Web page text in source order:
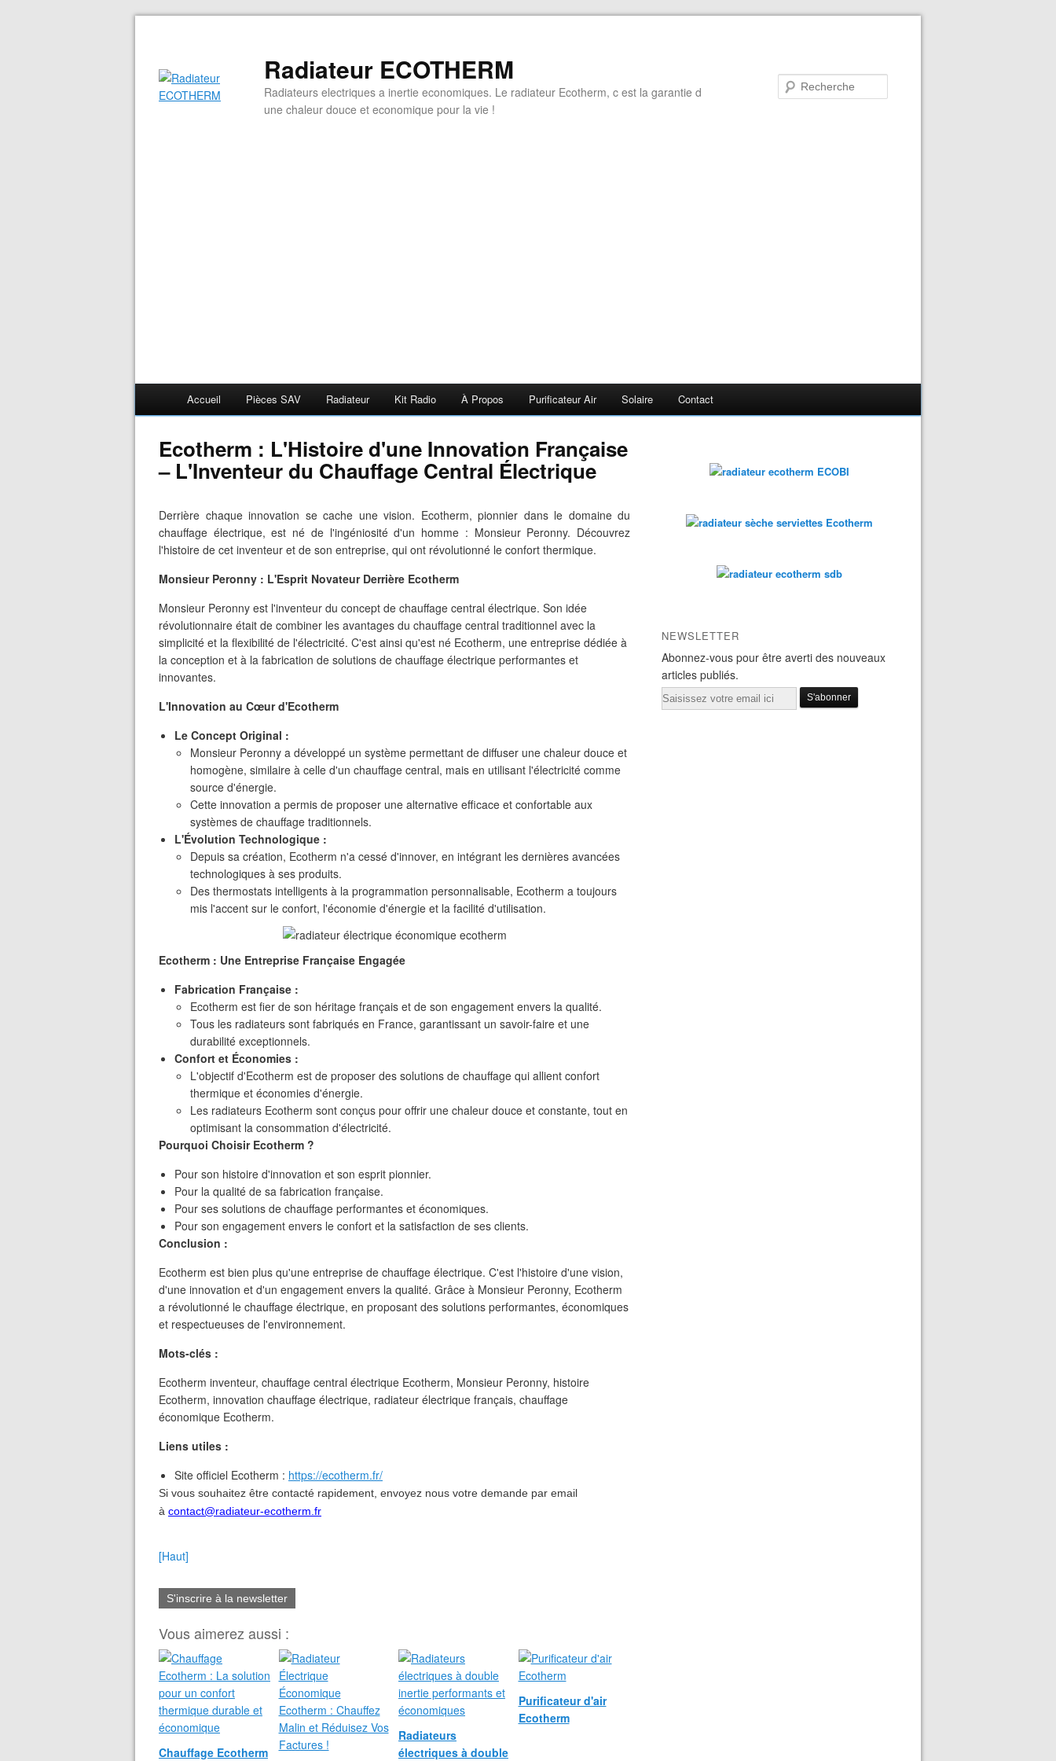
Radiateur ECOTHERM
Radiateurs electriques a inertie economiques. Le radiateur Ecotherm, c est la garantie d
une chaleur douce et economique pour la vie !
Accueil Pièces SAV Radiateur Kit Radio À Propos Purificateur Air Solaire Contact
Ecotherm : L'Histoire d'une Innovation Française
– L'Inventeur du Chauffage Central Électrique
Derrière chaque innovation se cache une vision. Ecotherm, pionnier dans le domaine du
chauffage électrique, est né de l'ingéniosité d'un homme : Monsieur Peronny. Découvrez
l'histoire de cet inventeur et de son entreprise, qui ont révolutionné le confort thermique.
Monsieur Peronny : L'Esprit Novateur Derrière Ecotherm
Monsieur Peronny est l'inventeur du concept de chauffage central électrique. Son idée
révolutionnaire était de combiner les avantages du chauffage central traditionnel avec la
simplicité et la flexibilité de l'électricité. C'est ainsi qu'est né Ecotherm, une entreprise dédiée à
la conception et à la fabrication de solutions de chauffage électrique performantes et
innovantes.
L'Innovation au Cœur d'Ecotherm
Le Concept Original :
Monsieur Peronny a développé un système permettant de diffuser une chaleur douce et
homogène, similaire à celle d'un chauffage central, mais en utilisant l'électricité comme
source d'énergie.
Cette innovation a permis de proposer une alternative efficace et confortable aux
systèmes de chauffage traditionnels.
L'Évolution Technologique :
Depuis sa création, Ecotherm n'a cessé d'innover, en intégrant les dernières avancées
technologiques à ses produits.
Des thermostats intelligents à la programmation personnalisable, Ecotherm a toujours
mis l'accent sur le confort, l'économie d'énergie et la facilité d'utilisation.
Ecotherm : Une Entreprise Française Engagée
Fabrication Française :
Ecotherm est fier de son héritage français et de son engagement envers la qualité.
Tous les radiateurs sont fabriqués en France, garantissant un savoir-faire et une
durabilité exceptionnels.
Confort et Économies :
L'objectif d'Ecotherm est de proposer des solutions de chauffage qui allient confort
thermique et économies d'énergie.
Les radiateurs Ecotherm sont conçus pour offrir une chaleur douce et constante, tout en
optimisant la consommation d'électricité.
Pourquoi Choisir Ecotherm ?
Pour son histoire d'innovation et son esprit pionnier.
Pour la qualité de sa fabrication française.
Pour ses solutions de chauffage performantes et économiques.
Pour son engagement envers le confort et la satisfaction de ses clients.
Conclusion :
Ecotherm est bien plus qu'une entreprise de chauffage électrique. C'est l'histoire d'une vision,
d'une innovation et d'un engagement envers la qualité. Grâce à Monsieur Peronny, Ecotherm
a révolutionné le chauffage électrique, en proposant des solutions performantes, économiques
et respectueuses de l'environnement.
Mots-clés :
Ecotherm inventeur, chauffage central électrique Ecotherm, Monsieur Peronny, histoire
Ecotherm, innovation chauffage électrique, radiateur électrique français, chauffage
économique Ecotherm.
Liens utiles :
Site officiel Ecotherm : https://ecotherm.fr/
Si vous souhaitez être contacté rapidement, envoyez nous votre demande par email
à contact@radiateur-ecotherm.fr
[Haut]
S'inscrire à la newsletter
Vous aimerez aussi :
Chauffage Ecotherm
Radiateurs
électriques à double
Purificateur d'air
Ecotherm
NEWSLETTER
Abonnez-vous pour être averti des nouveaux
articles publiés.
Email